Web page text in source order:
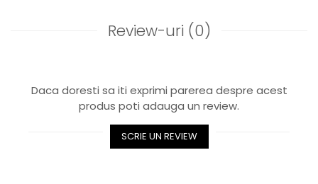
Review-uri (0)
Daca doresti sa iti exprimi parerea despre acest
produs poti adauga un review.
SCRIE UN REVIEW